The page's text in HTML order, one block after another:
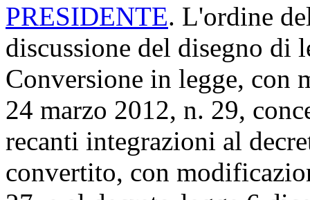
PRESIDENTE. L'ordine
discussione del disegno di
Conversione in legge, con
24 marzo 2012, n. 29,
recanti integrazioni al
convertito, con